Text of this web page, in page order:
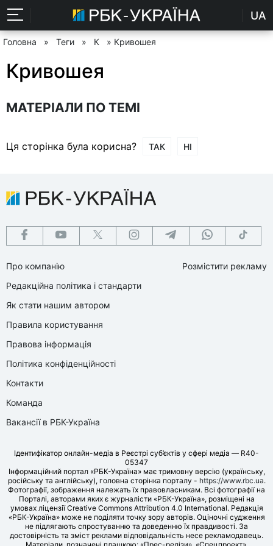
UA
Головна » Теги » К » Кривошея
Кривошея
МАТЕРІАЛИ ПО ТЕМІ
Ця сторінка була корисна? ТАК НІ
Про компанію
Редакційна політика і стандарти
Як стати нашим автором
Правила користування
Правова інформація
Політика конфіденційності
Контакти
Команда
Вакансії в РБК-Україна
Розмістити рекламу
Ідентифікатор онлайн-медіа в Реєстрі суб’єктів у сфері медіа — R40-
05347
Інформаційний портал «РБК-Україна» має тримовну версію (українську,
російську та англійську), головна сторінка порталу - https://www.rbc.ua.
Фотографії, зображення належать їх правовласникам. Всі фотографії на
Порталі, авторами яких є журналісти «РБК-Україна», розміщені на
умовах ліцензії Creative Commons Attribution 4.0 International. Редакція
«РБК-Україна» може не поділяти точку зору авторів. Оціночні судження
не підлягають спростуванню та доведенню їх правдивості. За
достовірність та зміст реклами відповідальність несе рекламодавець.